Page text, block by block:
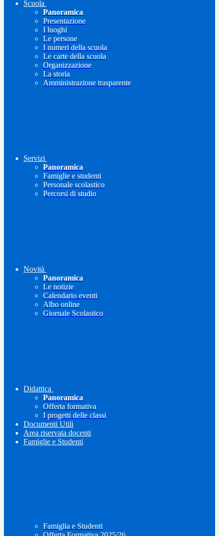
Scuola
Panoramica
Presentazione
I luoghi
Le persone
I numeri della scuola
Le carte della scuola
Organizzazione
La storia
Amministrazione trasparente
Servizi
Panoramica
Famiglie e studenti
Personale scolastico
Percorsi di studio
Novità
Panoramica
Le notizie
Calendario eventi
Albo online
Giornale Scolastico
Didattica
Panoramica
Offerta formativa
I progetti delle classi
Documenti Utili
Area riservata docenti
Famiglie e Studenti
Famiglia e Studenti